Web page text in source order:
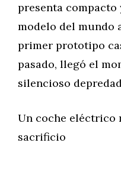
presenta compacto
modelo del mundo
primer prototipo
pasado, llegó el
silencioso
Un coche eléctrico
sacrificio